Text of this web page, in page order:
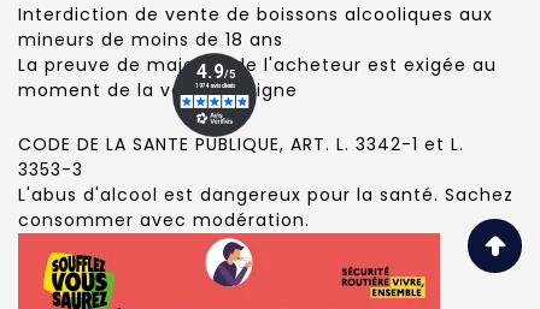
Interdiction de vente de boissons alcooliques aux
mineurs de moins de 18 ans
La preuve de majorité de l'acheteur est exigée au
moment de la vente en ligne
CODE DE LA SANTE PUBLIQUE, ART. L. 3342-1 et L.
3353-3
L'abus d'alcool est dangereux pour la santé. Sachez
consommer avec modération.